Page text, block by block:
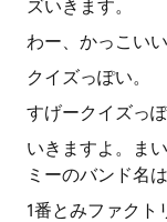
ズいきます。
わー、かっこいい
クイズっぽい。
すげークイズっぽ
いきますよ。ま
ミーのバンド名
1番とみファクト